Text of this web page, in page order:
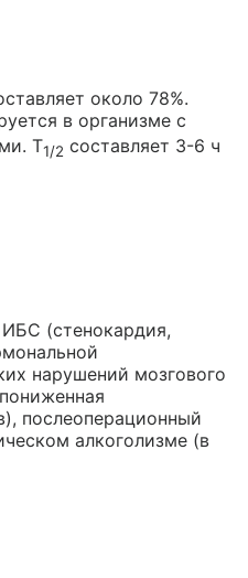
около 78%.
в организме с
T1/2 составляет 3-6 ч
(стенокардия,
нарушений мозгового
послеоперационный
алкоголизме (в